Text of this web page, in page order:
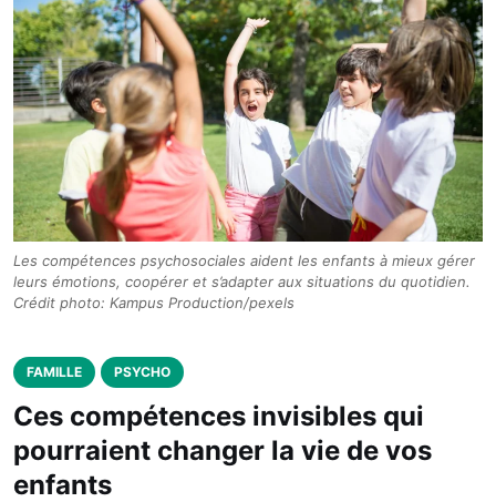
Les compétences psychosociales aident les enfants à mieux gérer
leurs émotions, coopérer et s’adapter aux situations du quotidien.
Crédit photo: Kampus Production/pexels
FAMILLE PSYCHO
Ces compétences invisibles qui
pourraient changer la vie de vos
enfants